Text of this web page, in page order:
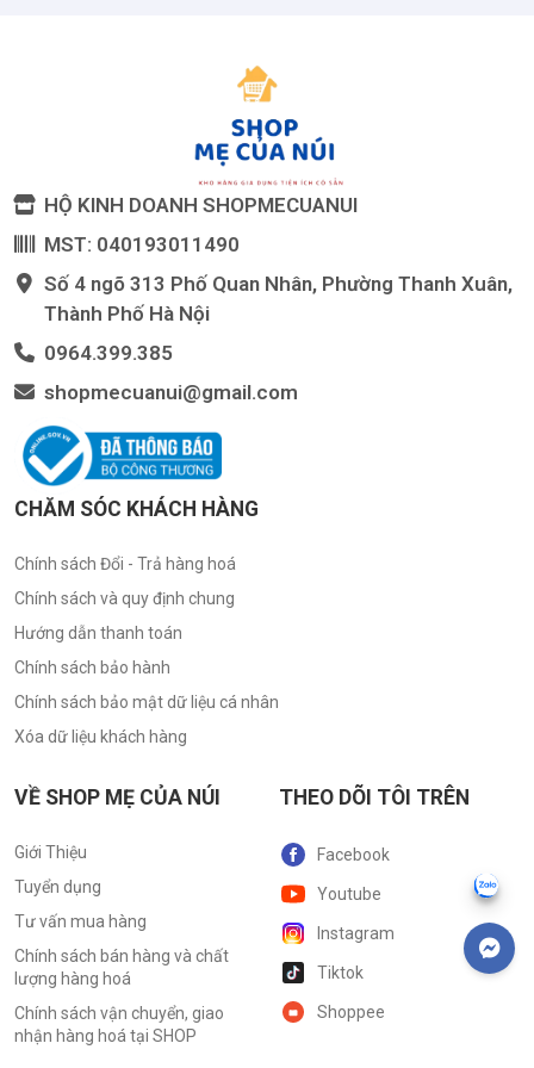
HỘ KINH DOANH SHOPMECUANUI
MST: 040193011490
Số 4 ngõ 313 Phố Quan Nhân, Phường Thanh Xuân,
Thành Phố Hà Nội
0964.399.385
shopmecuanui@gmail.com
CHĂM SÓC KHÁCH HÀNG
Chính sách Đổi - Trả hàng hoá
Chính sách và quy định chung
Hướng dẫn thanh toán
Chính sách bảo hành
Chính sách bảo mật dữ liệu cá nhân
Xóa dữ liệu khách hàng
VỀ SHOP MẸ CỦA NÚI
Giới Thiệu
Tuyển dụng
Tư vấn mua hàng
Chính sách bán hàng và chất
lượng hàng hoá
Chính sách vận chuyển, giao
nhận hàng hoá tại SHOP
THEO DÕI TÔI TRÊN
Facebook
Youtube
Instagram
Tiktok
Shoppee